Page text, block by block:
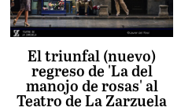
El triunfal (nuevo)
regreso de 'La del
manojo de rosas' al
Teatro de La Zarzuela